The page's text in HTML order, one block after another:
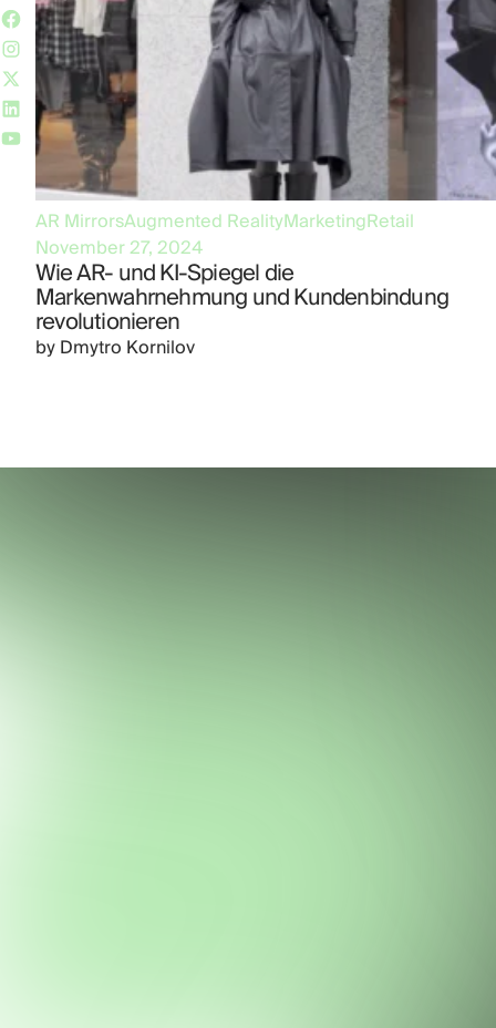
AR MirrorsAugmented RealityMarketingRetail
November 27, 2024
Wie AR- und KI-Spiegel die
Markenwahrnehmung und Kundenbindung
revolutionieren
byDmytro Kornilov